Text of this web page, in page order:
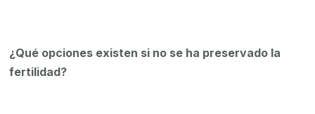
¿Qué opciones existen si no se ha preservado la
fertilidad?